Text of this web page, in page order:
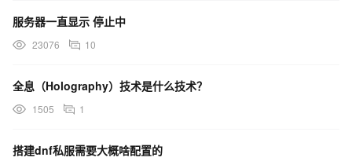
服务器一直显示 停止中
23076 10
全息（Holography）技术是什么技术？
1505 1
搭建dnf私服需要大概啥配置的